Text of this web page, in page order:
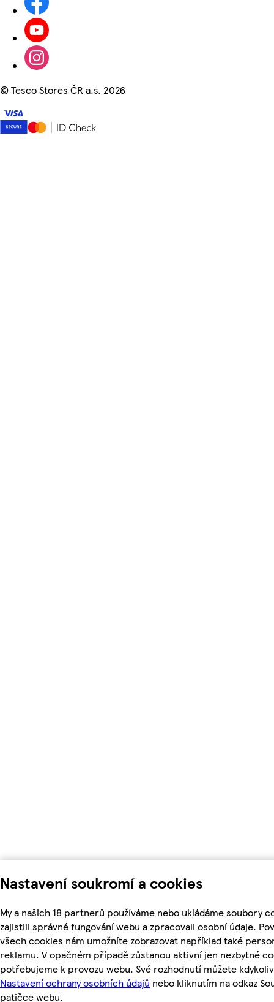
Nastavení soukromí a cookies
My a našich 18 partnerů používáme nebo ukládáme soubory
zajistili správné fungování webu a zpracovali osobní údaje.
všech cookies nám umožníte zobrazovat například také
reklamu. V opačném případě zůstanou aktivní jen nezbytné
potřebujeme k provozu webu. Své rozhodnutí můžete
Nastavení ochrany osobních údajů nebo kliknutím na odkaz
patičce webu.
©Tesco Stores ČR a.s. 2026